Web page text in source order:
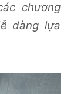
chương
dàng lựa